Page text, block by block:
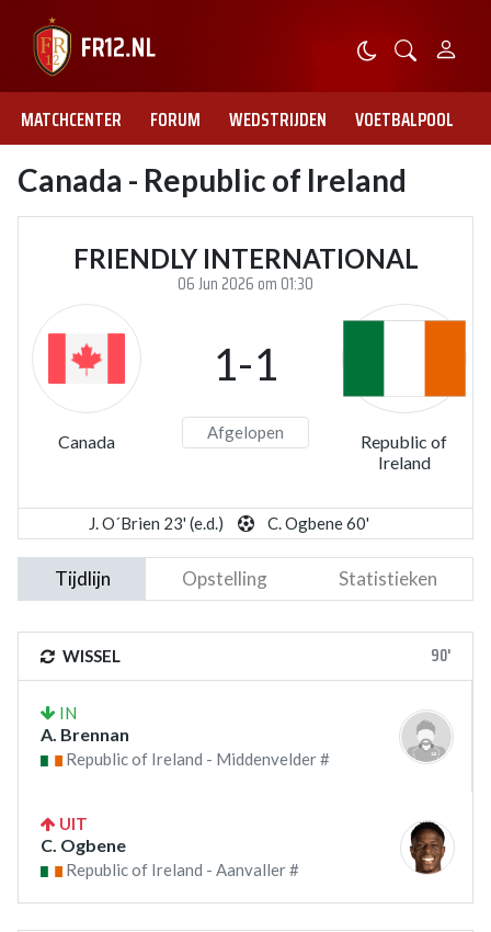
MATCHCENTER FORUM WEDSTRIJDEN VOETBALPOOL
Canada - Republic of Ireland
FRIENDLY INTERNATIONAL
06 Jun 2026 om 01:30
Canada
1-1
Afgelopen
Republic of
Ireland
J. O´Brien 23' (e.d.) C. Ogbene 60'
Tijdlijn Opstelling Statistieken
WISSEL 90'
IN
A. Brennan
Republic of Ireland - Middenvelder #
UIT
C. Ogbene
Republic of Ireland - Aanvaller #